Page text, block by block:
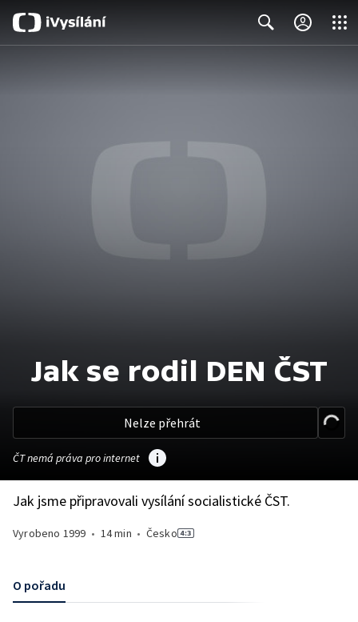
Jak se rodil DEN ČST
Nelze přehrát
ČT nemá práva pro internet
Jak jsme připravovali vysílání socialistické ČST.
Vyrobeno 1999 • 14 min • Česko
O pořadu